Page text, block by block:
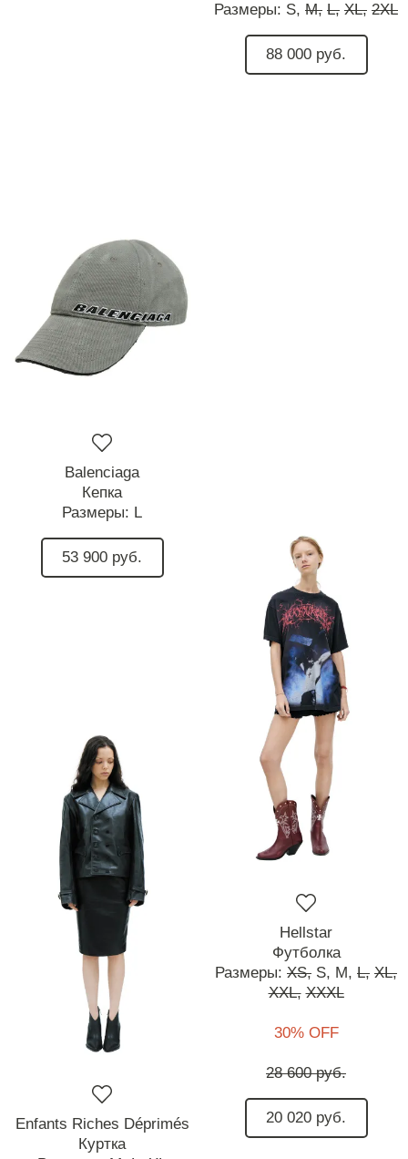
Размеры: S, M, L, XL, 2XL
88 000 руб.
Balenciaga
Кепка
Размеры: L
53 900 руб.
Enfants Riches Déprimés
Куртка
Hellstar
Футболка
Размеры: XS, S, M, L, XL,
XXL, XXXL
30% OFF
28 600 руб.
20 020 руб.